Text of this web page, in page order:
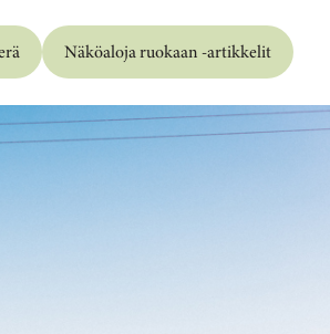
Näköaloja ruokaan -artikkelit